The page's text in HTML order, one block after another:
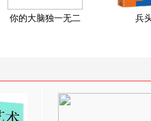
你的大脑独一无二 兵